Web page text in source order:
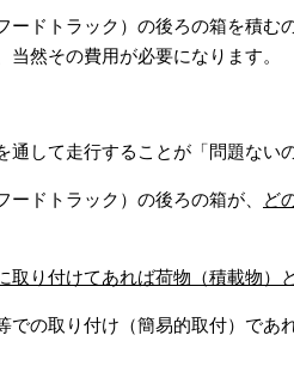
ードトラック）の後ろの箱を積む
当然その費用が必要になります。
通して走行することが「問題ない
ードトラック）の後ろの箱が、 ど
取り付けてあれば荷物（積載物）
での取り付け（簡易的取付）で